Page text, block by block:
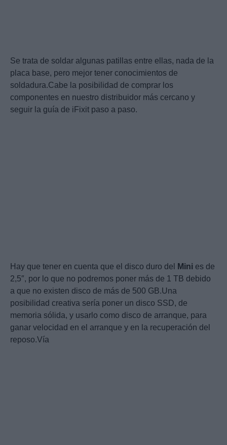
Se trata de soldar algunas patillas entre ellas, nada de la
placa base, pero mejor tener conocimientos de
soldadura.Cabe la posibilidad de comprar los
componentes en nuestro distribuidor más cercano y
seguir la guía de iFixit paso a paso.
Hay que tener en cuenta que el disco duro del Mini es de
2,5″, por lo que no podremos poner más de 1 TB debido
a que no existen disco de más de 500 GB.Una
posibilidad creativa sería poner un disco SSD, de
memoria sólida, y usarlo como disco de arranque, para
ganar velocidad en el arranque y en la recuperación del
reposo.Vía